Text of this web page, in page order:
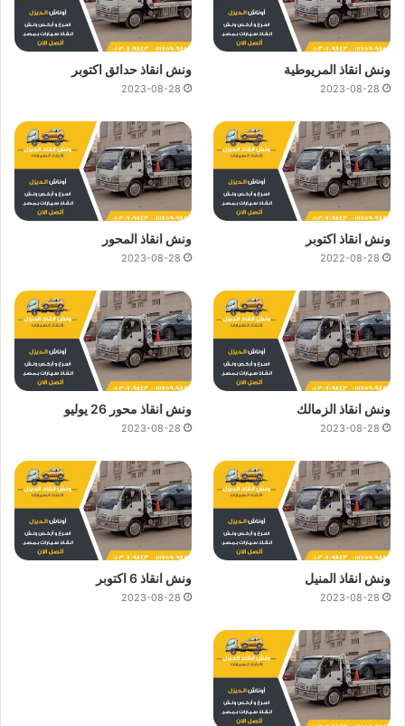
ونش انقاذ المريوطية
2023-08-28
ونش انقاذ حدائق اكتوبر
2023-08-28
ونش انقاذ اكتوبر
2022-08-28
ونش انقاذ المحور
2023-08-28
ونش انقاذ الزمالك
2023-08-28
ونش انقاذ محور 26 يوليو
2023-08-28
ونش انقاذ المنيل
2023-08-28
ونش انقاذ 6 اكتوبر
2023-08-28